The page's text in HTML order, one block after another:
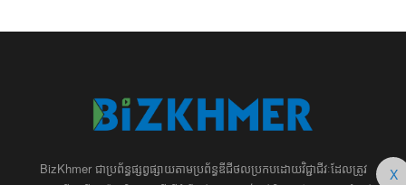
BizKhmer ​ជា​​ប្រព័ន្ធ​ផ្សព្វផ្សាយ​តាម​ប្រព័ន្ធ​ឌីជីថល​​​ប្រកប​ដោយ​វិជ្ជាជីវៈ​ដែល​​​ត្រូវ​
X